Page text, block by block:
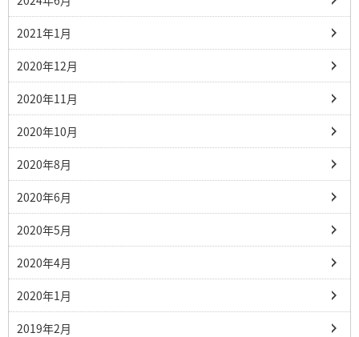
2021年1月
2020年12月
2020年11月
2020年10月
2020年8月
2020年6月
2020年5月
2020年4月
2020年1月
2019年2月